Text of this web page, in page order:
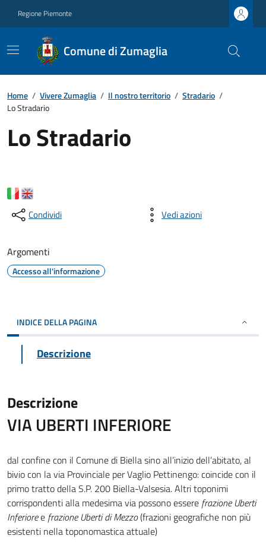
Regione Piemonte
Comune di Zumaglia
Home / Vivere Zumaglia / Il nostro territorio / Stradario /
Lo Stradario
Lo Stradario
Condividi Vedi azioni
Argomenti
Accesso all'informazione
INDICE DELLA PAGINA
Descrizione
Descrizione
VIA UBERTI INFERIORE
dal confine con il Comune di Biella sino all’inizio dell’abitato, al
bivio con la via Provinciale per Vaglio Pettinengo: coincide con il
primo tratto della S.P. 200 Biella-Valsesia. Altri toponimi
corrispondenti alla medesima via possono essere frazione Uberti
Inferioree frazione Uberti di Mezzo(frazioni geografiche non più
esistenti nella toponomastica attuale)